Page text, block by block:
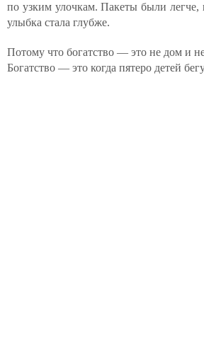
по узким улочкам. Пакеты были
улыбка стала глубже.
Потому что богатство — это не дом и
Богатство — это когда пятеро детей